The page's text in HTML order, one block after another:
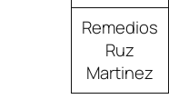
Remedios
Ruz
Martinez